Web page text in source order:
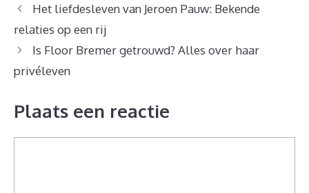
Het liefdesleven van Jeroen Pauw: Bekende
relaties op een rij
Is Floor Bremer getrouwd? Alles over haar
privéleven
Plaats een reactie